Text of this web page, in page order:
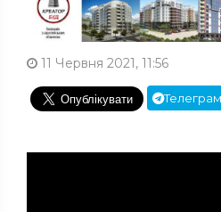
11 Червня 2021, 11:56
Телеграм